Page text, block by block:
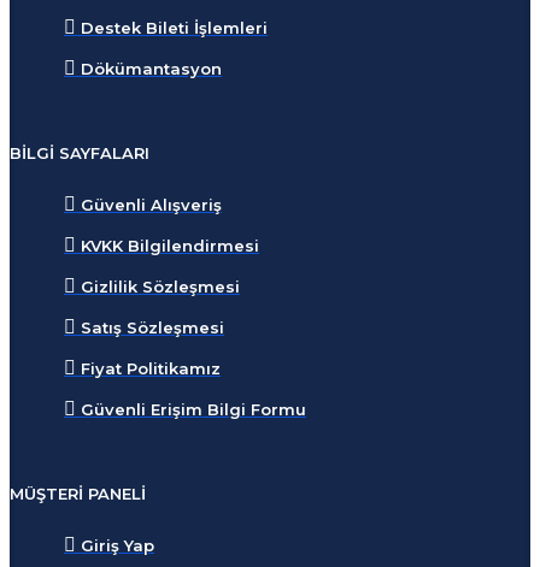
Destek Bileti İşlemleri
Dökümantasyon
BILGI SAYFALARI
Güvenli Alışveriş
KVKK Bilgilendirmesi
Gizlilik Sözleşmesi
Satış Sözleşmesi
Fiyat Politikamız
Güvenli Erişim Bilgi Formu
MÜŞTERI PANELI
Giriş Yap